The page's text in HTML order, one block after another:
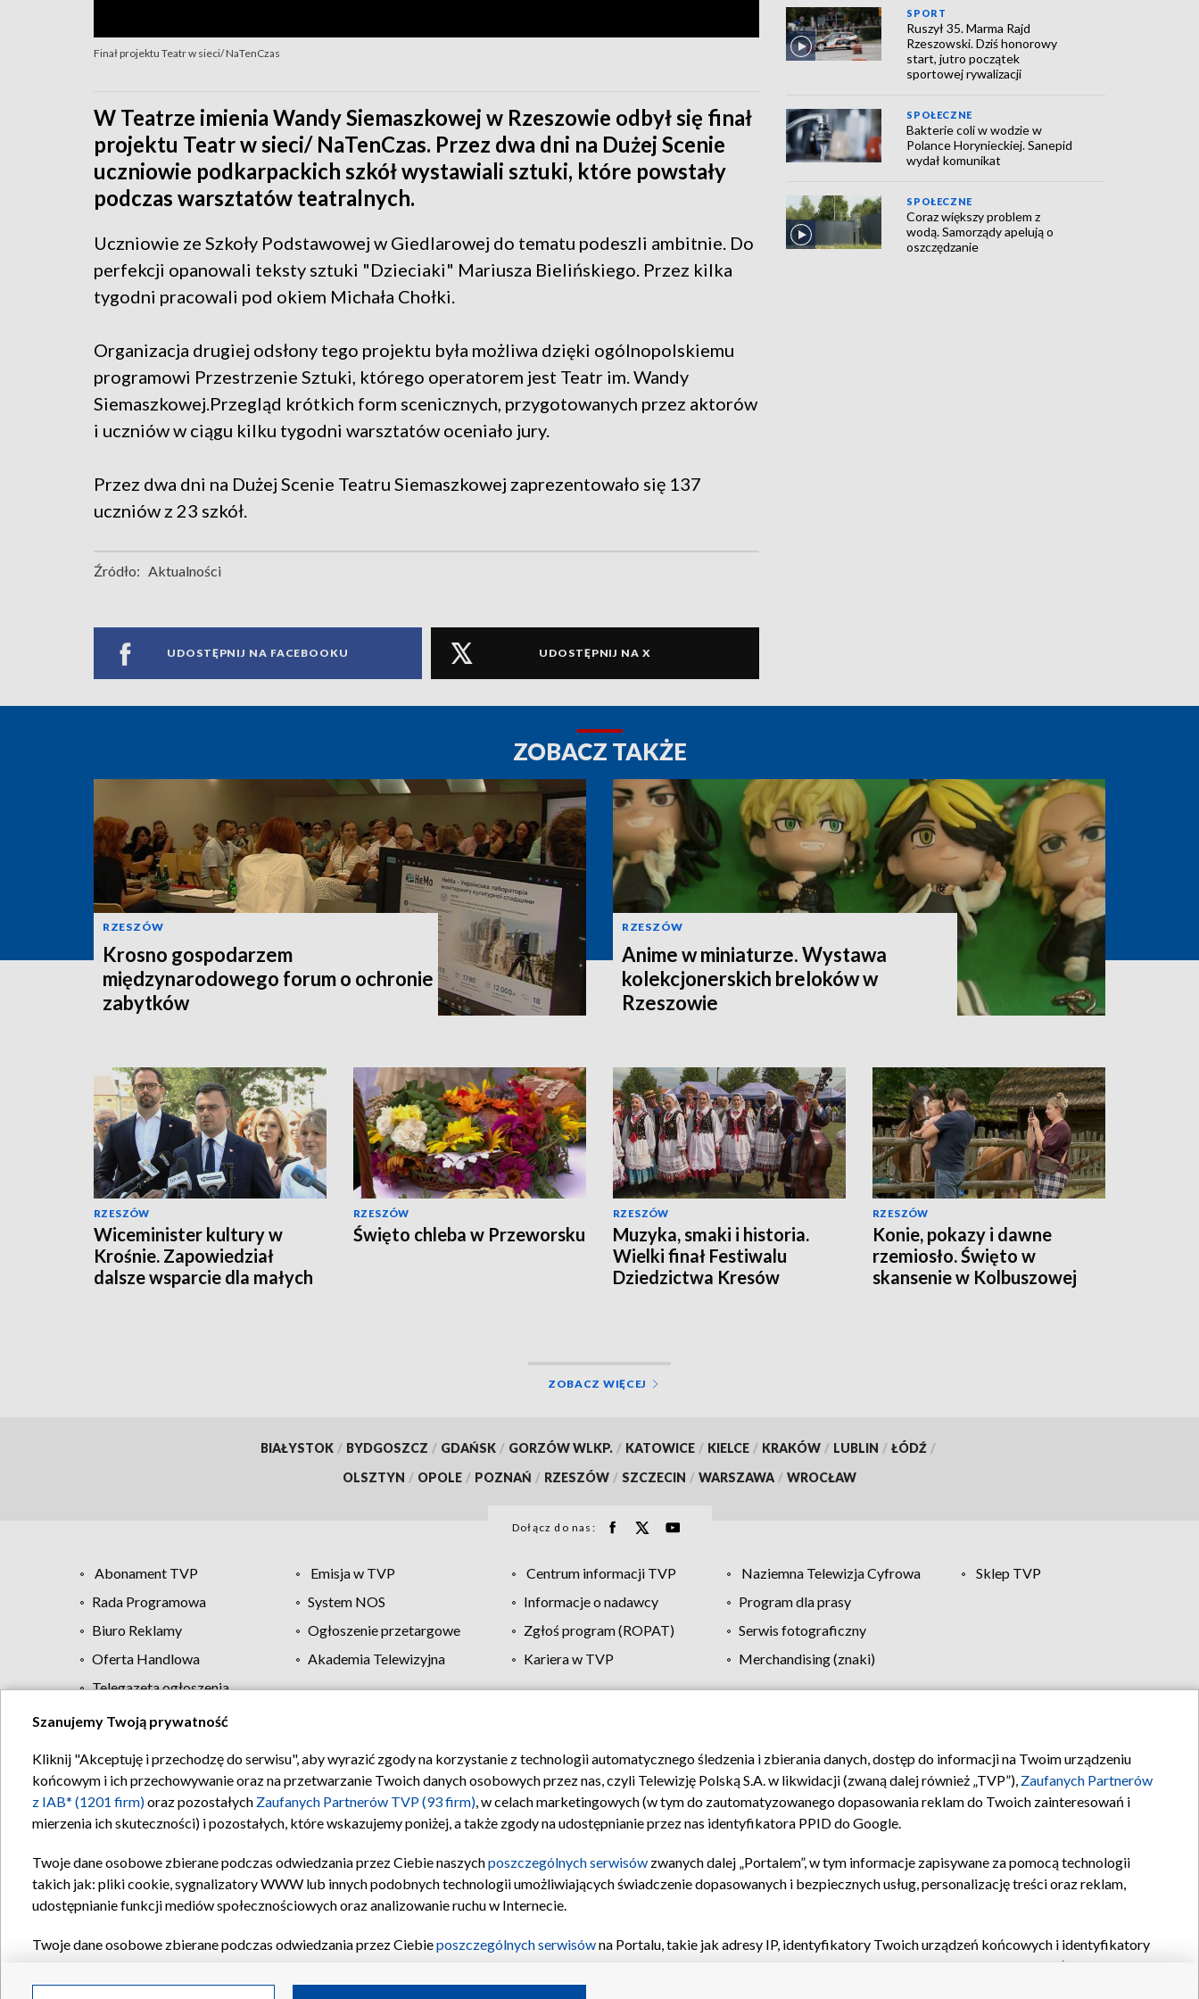
Finał projektu Teatr w sieci/ NaTenCzas
W Teatrze imienia Wandy Siemaszkowej w Rzeszowie odbył się finał
projektu Teatr w sieci/ NaTenCzas. Przez dwa dni na Dużej Scenie
uczniowie podkarpackich szkół wystawiali sztuki, które powstały
podczas warsztatów teatralnych.
Uczniowie ze Szkoły Podstawowej w Giedlarowej do tematu podeszli ambitnie. Do
perfekcji opanowali teksty sztuki "Dzieciaki" Mariusza Bielińskiego. Przez kilka
tygodni pracowali pod okiem Michała Chołki.
Organizacja drugiej odsłony tego projektu była możliwa dzięki ogólnopolskiemu
programowi Przestrzenie Sztuki, którego operatorem jest Teatr im. Wandy
Siemaszkowej.Przegląd krótkich form scenicznych, przygotowanych przez aktorów
i uczniów w ciągu kilku tygodni warsztatów oceniało jury.
Przez dwa dni na Dużej Scenie Teatru Siemaszkowej zaprezentowało się 137
uczniów z 23 szkół.
Źródło: Aktualności
UDOSTĘPNIJ NA FACEBOOKU UDOSTĘPNIJ NA X
SPORT
Ruszył 35. Marma Rajd
Rzeszowski. Dziś honorowy
start, jutro początek
sportowej rywalizacji
SPOŁECZNE
Bakterie coli w wodzie w
Polance Horynieckiej. Sanepid
wydał komunikat
SPOŁECZNE
Coraz większy problem z
wodą. Samorządy apelują o
oszczędzanie
ZOBACZ TAKŻE
RZESZÓW
Krosno gospodarzem
międzynarodowego forum o ochronie
zabytków
RZESZÓW
Anime w miniaturze. Wystawa
kolekcjonerskich breloków w
Rzeszowie
RZESZÓW
Wiceminister kultury w
Krośnie. Zapowiedział
dalsze wsparcie dla małych
RZESZÓW
Święto chleba w Przeworsku
RZESZÓW
Muzyka, smaki i historia.
Wielki finał Festiwalu
Dziedzictwa Kresów
RZESZÓW
Konie, pokazy i dawne
rzemiosło. Święto w
skansenie w Kolbuszowej
ZOBACZ WIĘCEJ
BIAŁYSTOK / BYDGOSZCZ / GDAŃSK / GORZÓW WLKP. / KATOWICE / KIELCE / KRAKÓW / LUBLIN / ŁÓDŹ /
OLSZTYN / OPOLE / POZNAŃ / RZESZÓW / SZCZECIN / WARSZAWA / WROCŁAW
Dołącz do nas:
Abonament TVP Emisja w TVP Centrum informacji TVP Naziemna Telewizja Cyfrowa
Sklep TVP
Rada Programowa
System NOS Informacje o nadawcy
Program dla prasy
Biuro Reklamy
Ogłoszenie przetargowe Zgłoś program (ROPAT)
Serwis fotograficzny
Oferta Handlowa
Akademia Telewizyjna Kariera w TVP
Merchandising (znaki)
Telegazeta ogłoszenia
Regulamin TVP Polityka prywatności Moje zgody Pomoc Biuro reklamy Kontakt
Szanujemy Twoją prywatność
Kliknij "Akceptuję i przechodzę do serwisu", aby wyrazić zgody na korzystanie z technologii automatycznego śledzenia i zbierania danych, dostęp do informacji na Twoim urządzeniu
końcowym i ich przechowywanie oraz na przetwarzanie Twoich danych osobowych przez nas, czyli Telewizję Polską S.A. w likwidacji (zwaną dalej również „TVP”), Zaufanych Partnerów
z IAB* (1201 firm)oraz pozostałych Zaufanych Partnerów TVP (93 firm), w celach marketingowych (w tym do zautomatyzowanego dopasowania reklam do Twoich zainteresowań i
mierzenia ich skuteczności) i pozostałych, które wskazujemy poniżej, a także zgody na udostępnianie przez nas identyfikatora PPID do Google.
Twoje dane osobowe zbierane podczas odwiedzania przez Ciebie naszychposzczególnych serwisów zwanych dalej „Portalem”, w tym informacje zapisywane za pomocą technologii
takich jak: pliki cookie, sygnalizatory WWW lub innych podobnych technologii umożliwiających świadczenie dopasowanych i bezpiecznych usług, personalizację treści oraz reklam,
udostępnianie funkcji mediów społecznościowych oraz analizowanie ruchu w Internecie.
Twoje dane osobowe zbierane podczas odwiedzania przez Ciebieposzczególnych serwisówna Portalu, takie jak adresy IP, identyfikatory Twoich urządzeń końcowych i identyfikatory
oraz pozostałych
Partnerów TVPdla realizacji następujących celów i funkcji: przechowywania informacji na urządzeniu lub dostęp do nich, wyboru podstawowych reklam, wyboru spersonalizowanych